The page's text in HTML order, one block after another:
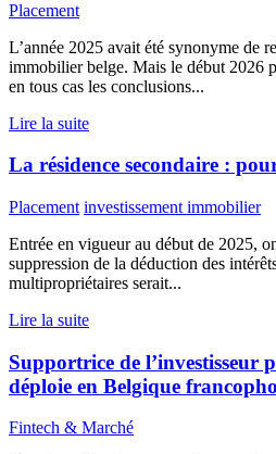
Placement
L’année 2025 avait été synonyme de
immobilier belge. Mais le début 2026
en tous cas les conclusions...
Lire la suite
La résidence secondaire :
Placement investissement immobilier
Entrée en vigueur au début de 2025,
suppression de la déduction des
multipropriétaires serait...
Lire la suite
Supportrice de l’investisseur
déploie en Belgique
Fintech & Marché